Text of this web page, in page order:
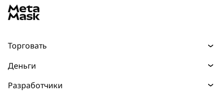
Торговать
Прогнозы
Деньги
Разработчики